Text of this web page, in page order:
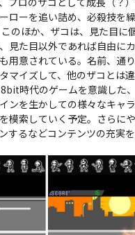
ローを追い詰め、必殺技を
のほか、ザコは、見た目に
見た目以外であれば自由に
用意されている。名前、通
マイズして、他のザコとは
時代のゲームを意識した
ンを生かしての様々なキャ
模索していく予定。さらに
するなどコンテンツの充実